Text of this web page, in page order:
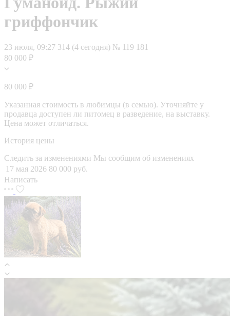
гриффончик
23 июля, 09:27 314 (4 сегодня) № 119 181
80 000 ₽
80 000 ₽
Указанная стоимость в любимцы (в семью). Уточняйте у
продавца доступен ли питомец в разведение, на выставку.
Цена может отличаться.
История цены
Следить за изменениями Мы сообщим об изменениях
17 мая 2026 80 000 руб.
Написать